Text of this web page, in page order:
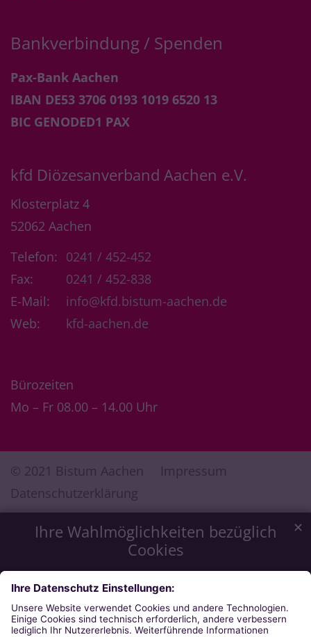
Ihre Wahlmöglichkeiten bezüglich
Cookies
Wir möchten Ihnen ein optimales Webseiten-Erlebnis zu
bieten. Dazu verwenden wir Cookies, die für das
Funktionieren unserer Website notwendig sind. Mit Ihrer
Zustimmung verwenden wir auch Cookies, die zur Anzeige
externer Inhalte oder zu anonymen Statistikzwecken genutzt
✕
Bankverbindung / Spenden
Pax-Bank Aachen
IBAN DE53 3706 0193 1019 6520 13
BIC GENODED1 PAX
kfd Diözesanverband Aachen e.V.
Klosterplatz 4
52062 Aachen
Telefon: 0241 / 452-452
Fax:
0241 / 452-838
E-Mail:
info@kfd.bistum-aachen.de
Web:
kfd-aachen.de
Bürozeiten
Mo – Fr 08.00 – 14.00 Uhr
© 2021 Bistum Aachen
Impressum
Datenschutzerklärung